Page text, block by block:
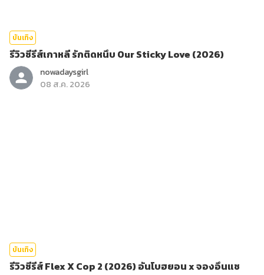
บันเทิง
รีวิวซีรีส์เกาหลี รักติดหนึบ Our Sticky Love (2026)
nowadaysgirl
08 ส.ค. 2026
บันเทิง
รีวิวซีรีส์ Flex X Cop 2 (2026) อันโบฮยอน x จองอึนแช